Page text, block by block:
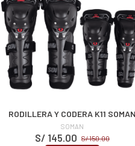
RODILLERA Y CODERA K11 SOMAN
SOMAN
S/ 150.00
S/ 145.00